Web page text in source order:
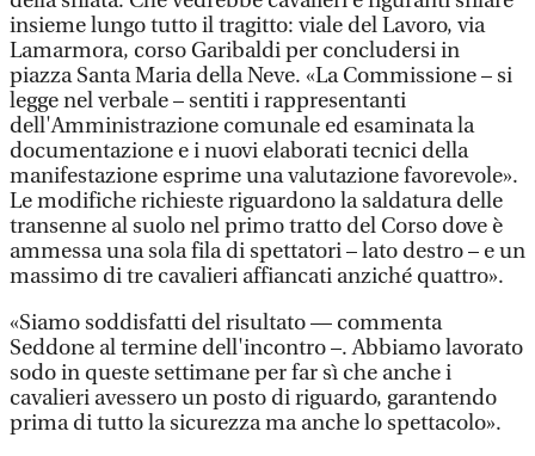
insieme lungo tutto il tragitto: viale del Lavoro, via
Lamarmora, corso Garibaldi per concludersi in
piazza Santa Maria della Neve. «La Commissione – si
legge nel verbale – sentiti i rappresentanti
dell'Amministrazione comunale ed esaminata la
documentazione e i nuovi elaborati tecnici della
manifestazione esprime una valutazione favorevole».
Le modifiche richieste riguardono la saldatura delle
transenne al suolo nel primo tratto del Corso dove è
ammessa una sola fila di spettatori – lato destro – e un
massimo di tre cavalieri affiancati anziché quattro».
«Siamo soddisfatti del risultato — commenta
Seddone al termine dell'incontro –. Abbiamo lavorato
sodo in queste settimane per far sì che anche i
cavalieri avessero un posto di riguardo, garantendo
prima di tutto la sicurezza ma anche lo spettacolo».